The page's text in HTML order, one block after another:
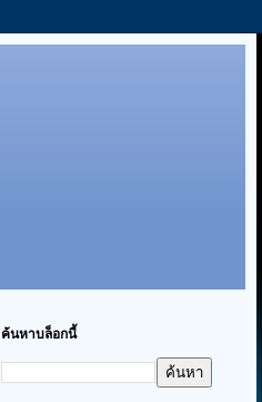
ค้นหาบล็อกนี้